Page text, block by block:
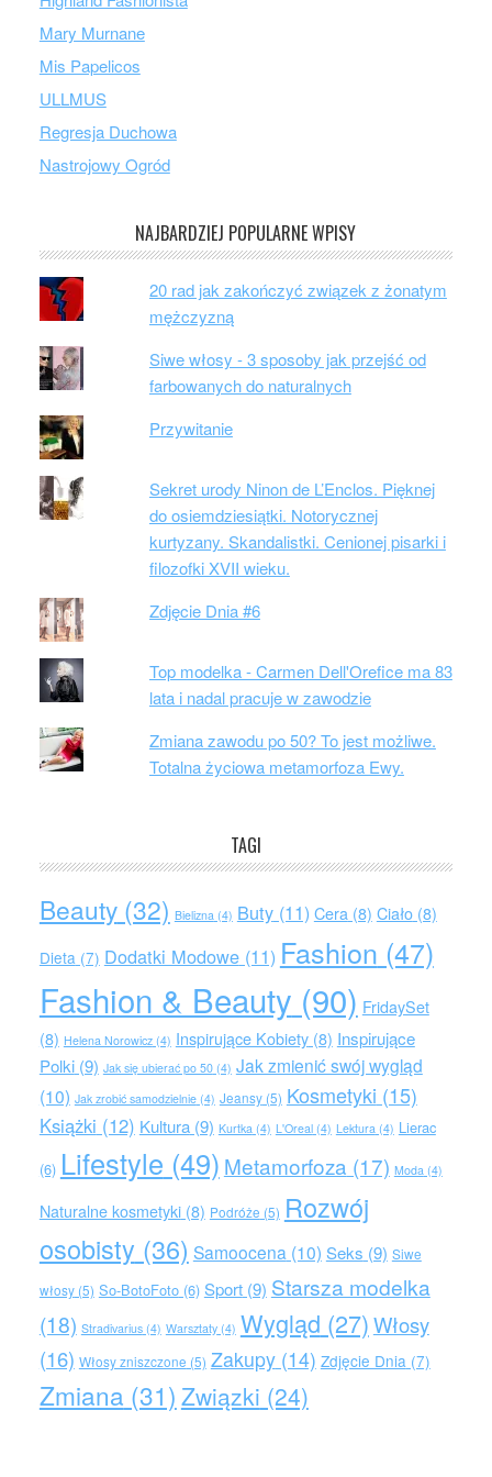
Mary Murnane
Mis Papelicos
ULLMUS
Regresja Duchowa
Nastrojowy Ogród
NAJBARDZIEJ POPULARNE WPISY
20 rad jak zakończyć związek z żonatym
mężczyzną
Siwe włosy - 3 sposoby jak przejść od
farbowanych do naturalnych
Przywitanie
Sekret urody Ninon de L’Enclos. Pięknej
do osiemdziesiątki. Notorycznej
kurtyzany. Skandalistki. Cenionej pisarki i
filozofki XVII wieku.
Zdjęcie Dnia #6
Top modelka - Carmen Dell'Orefice ma 83
lata i nadal pracuje w zawodzie
Zmiana zawodu po 50? To jest możliwe.
Totalna życiowa metamorfoza Ewy.
TAGI
Beauty(32) Bielizna(4) Buty(11) Cera(8) Ciało(8)
Dieta(7) Dodatki Modowe(11) Fashion (47)
Fashion & Beauty (90) FridaySet
(8) Helena Norowicz(4) Inspirujące Kobiety(8) Inspirujące
Polki(9) Jak się ubierać po 50(4) Jak zmienić swój wygląd
(10) Jak zrobić samodzielnie(4) Jeansy(5) Kosmetyki (15)
Książki (12) Kultura(9) Kurtka(4) L'Oreal(4) Lektura(4) Lierac
(6) Lifestyle (49) Metamorfoza (17) Moda(4)
Naturalne kosmetyki(8) Podróże (5) Rozwój
osobisty (36) Samoocena (10) Seks (9) Siwe
włosy(5) So-BotoFoto(6) Sport(9) Starsza modelka
(18) Stradivarius(4) Warsztaty(4) Wygląd (27)Włosy
(16) Włosy zniszczone (5) Zakupy(14) Zdjęcie Dnia(7)
Zmiana (31) Związki (24)